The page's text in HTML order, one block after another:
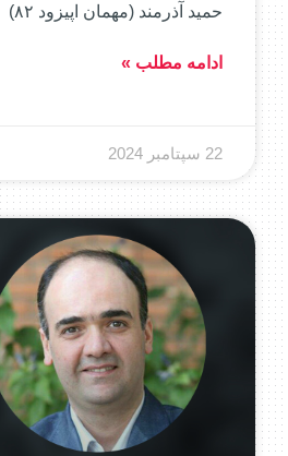
حمید آذرمند (مهمان اپیزود ۸۲)
ادامه مطلب »
22 سپتامبر 2024